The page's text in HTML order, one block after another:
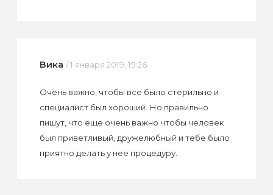
Вика / 1 января 2019, 19:26
Очень важно, чтобы все было стерильно и
специалист был хороший. Но правильно
пишут, что еще очень важно чтобы человек
был приветливый, дружелюбный и тебе было
приятно делать у нее процедуру.